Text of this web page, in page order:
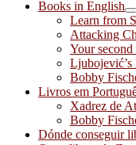
Books in English
Learn from
Attacking
Your second
Ljubojević’s
Bobby
Livros em
Xadrez de
Bobby
Dónde conseguir